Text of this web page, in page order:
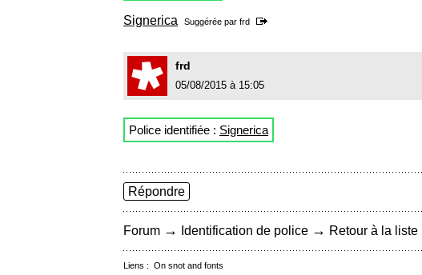
Signerica Suggérée par frd
frd
05/08/2015 à 15:05
Police identifiée : Signerica
Répondre
Forum → Identification de police → Retour à la liste
Liens : On snot and fonts